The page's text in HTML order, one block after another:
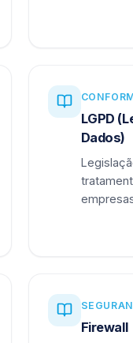
LGPD
Dados)
Firewall